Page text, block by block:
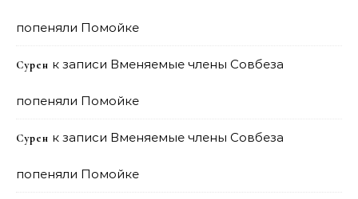
попеняли Помойке
Сурен к записи Вменяемые члены Совбеза
попеняли Помойке
Сурен к записи Вменяемые члены Совбеза
попеняли Помойке